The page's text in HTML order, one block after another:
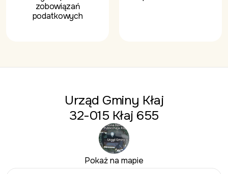
zobowiązań
podatkowych
Urząd Gminy Kłaj
32-015 Kłaj 655
Pokaż na mapie